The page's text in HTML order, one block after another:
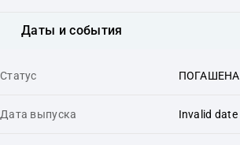
Даты и события
Статус ПОГАШЕНА
Дата выпуска Invalid date